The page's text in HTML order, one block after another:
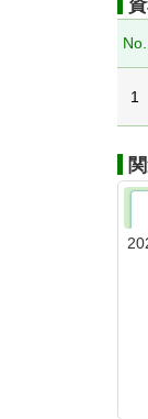
No.
1